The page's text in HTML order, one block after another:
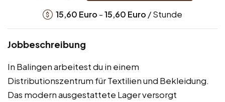
15,60 Euro -15,60 Euro / Stunde
Jobbeschreibung
In Balingen arbeitest du in einem
Distributionszentrum für Textilien und Bekleidung.
Das modern ausgestattete Lager versorgt